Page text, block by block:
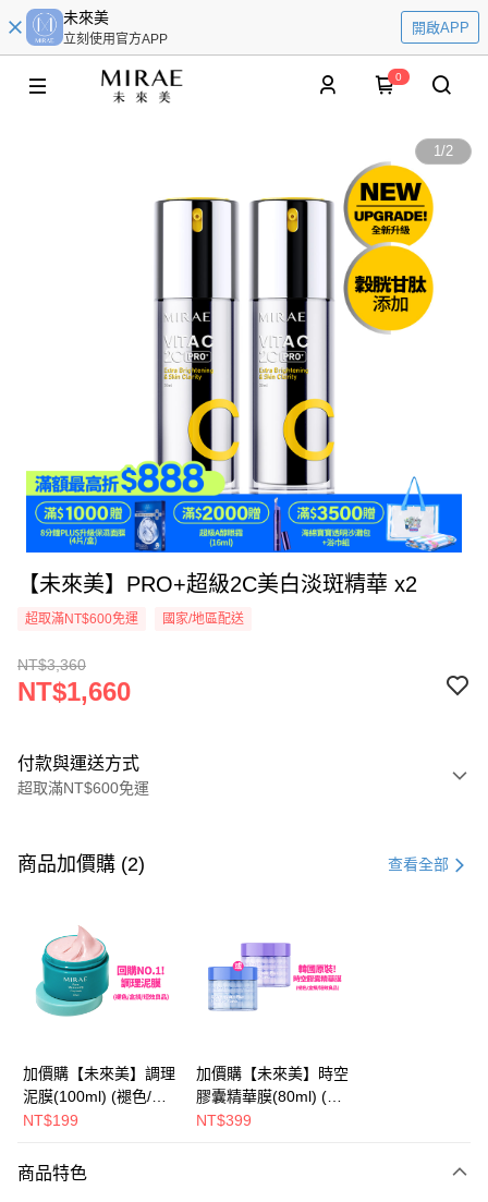
未來美
立刻使用官方APP
開啟APP
0
1/2
【未來美】PRO+超級2C美白淡斑精華 x2
超取滿NT$600免運 國家/地區配送
NT$3,360
NT$1,660
付款與運送方式
超取滿NT$600免運
信用卡一次付款
LINE Pay
Apple Pay
街口支付
悠遊付
AFTEE先享後付
相關說明
AFTEE先享後付是「在收到商品之後才付款」的支付方式。 讓您購物簡單
ATM付款
商品加價購 (2) 查看全部
加價購【未來美】調理
泥膜(100ml) (褪色/盒
損/短效良品)
NT$199
加價購【未來美】時空
膠囊精華膜(80ml) (褪
色/盒損/短效良品)
NT$399
商品特色